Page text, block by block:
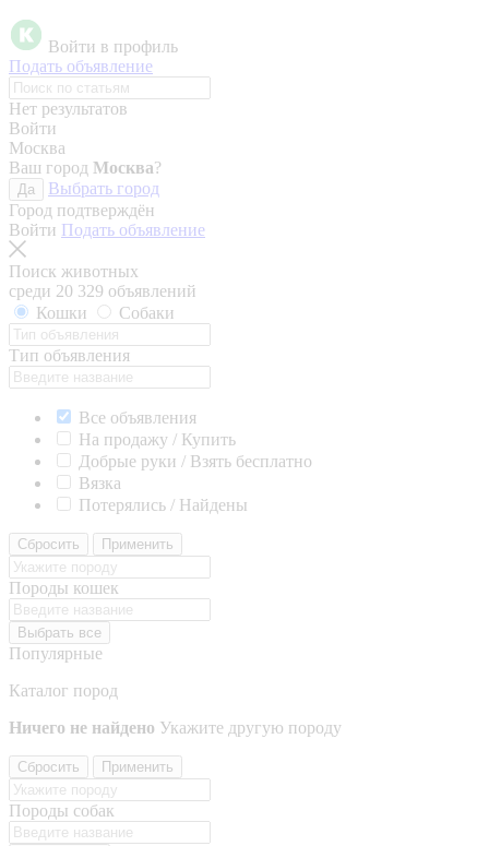
Войти в профиль
Подать объявление
Нет результатов
Войти
Москва
Ваш город Москва?
Да
Выбрать город
Город подтверждён
Войти Подать объявление
Поиск животных
среди 20 329 объявлений
Кошки
Собаки
Тип объявления
Все объявления
На продажу / Купить
Добрые руки / Взять бесплатно
Вязка
Потерялись / Найдены
Сбросить Применить
Породы кошек
Выбрать все
Популярные
Каталог пород
Ничего не найдено Укажите другую породу
Сбросить Применить
Породы собак